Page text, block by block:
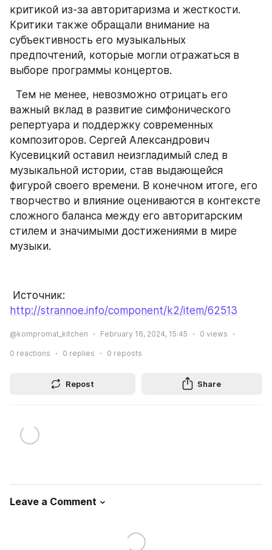
критикой из-за авторитаризма и жесткости.
Критики также обращали внимание на
субъективность его музыкальных
предпочтений, которые могли отражаться в
выборе программы концертов.
важный вклад в развитие симфонического
репертуара и поддержку современных
композиторов. Сергей Александрович
Кусевицкий оставил неизгладимый след в
музыкальной истории, став выдающейся
фигурой своего времени. В конечном итоге, его
творчество и влияние оцениваются в контексте
сложного баланса между его авторитарским
стилем и значимыми достижениями в мире
музыки.
http://strannoe.info/component/k2/item/62513
@kompromat_kitchen February 16, 2024, 15:45 0 views
0 reactions 0 replies 0 reposts
Repost Share
Leave a Comment